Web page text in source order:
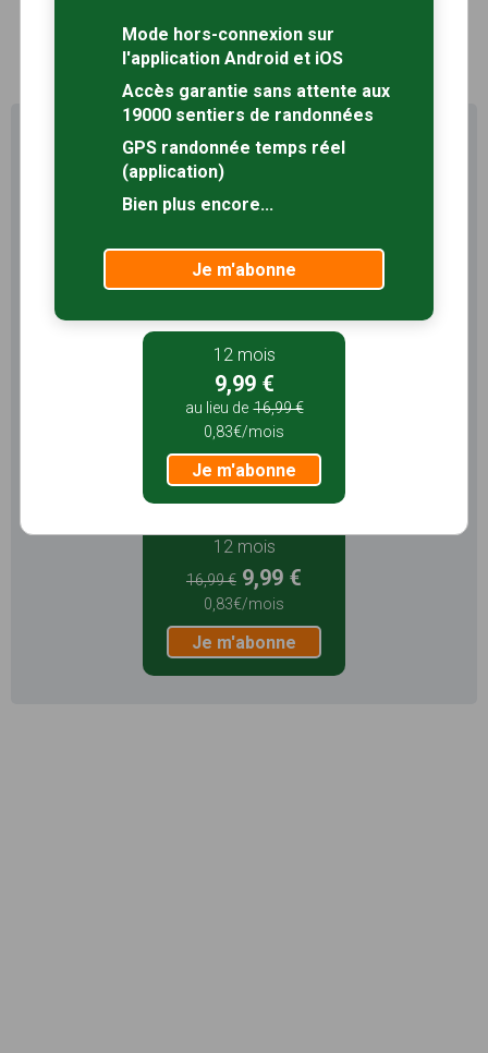
1
Profitez au maximum de
Sentiers en France avec rando
potentiel qu'offre Sentiers en France :
Pas de pub
Favoris illimités
Mode hors-connexion
3 mois
5,99 €
1,99€/mois
Je m'abonne
12 mois
16,99 € 9,99 €
0,83€/mois
Je m'abonne
Mode hors-connexion sur
l'application Android et iOS
Accès garantie sans attente aux
19000 sentiers de randonnées
GPS randonnée temps réel
(application)
Bien plus encore...
Je m'abonne
12 mois
9,99 €
au lieu de 16,99 €
0,83€/mois
Je m'abonne